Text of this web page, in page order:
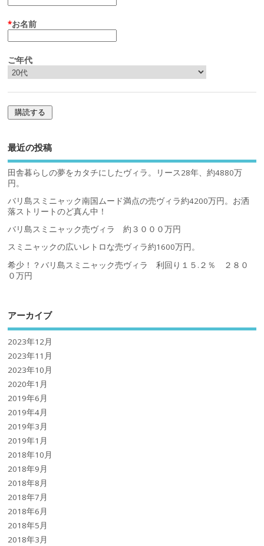
*お名前
ご年代
最近の投稿
田舎暮らしの夢をカタチにしたヴィラ。リース28年、約4880万
円。
バリ島スミニャック南国ムード満点の売ヴィラ約4200万円。お洒
落ストリートのど真ん中！
バリ島スミニャック売ヴィラ 約３０００万円
スミニャックの広いレトロな売ヴィラ約1600万円。
希少！？バリ島スミニャック売ヴィラ 利回り１５.２％ ２８０
０万円
アーカイブ
2023年12月
2023年11月
2023年10月
2020年1月
2019年6月
2019年4月
2019年3月
2019年1月
2018年10月
2018年9月
2018年8月
2018年7月
2018年6月
2018年5月
2018年3月